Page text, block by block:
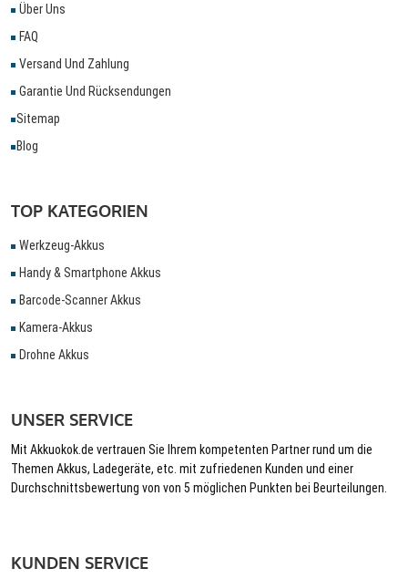
Über Uns
FAQ
Versand Und Zahlung
Garantie Und Rücksendungen
Sitemap
Blog
TOP KATEGORIEN
Werkzeug-Akkus
Handy & Smartphone Akkus
Barcode-Scanner Akkus
Kamera-Akkus
Drohne Akkus
UNSER SERVICE
Mit Akkuokok.de vertrauen Sie Ihrem kompetenten Partner rund um die
Themen Akkus, Ladegeräte, etc. mit zufriedenen Kunden und einer
Durchschnittsbewertung von von 5 möglichen Punkten bei Beurteilungen.
KUNDEN SERVICE